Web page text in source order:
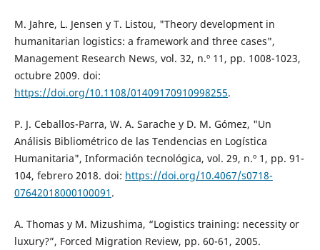
M. Jahre, L. Jensen y T. Listou, "Theory development in
humanitarian logistics: a framework and three cases",
Management Research News, vol. 32, n.º 11, pp. 1008-1023,
octubre 2009. doi:
https://doi.org/10.1108/01409170910998255.
P. J. Ceballos-Parra, W. A. Sarache y D. M. Gómez, "Un
Análisis Bibliométrico de las Tendencias en Logística
Humanitaria", Información tecnológica, vol. 29, n.º 1, pp. 91-
104, febrero 2018. doi: https://doi.org/10.4067/s0718-
07642018000100091 .
A. Thomas y M. Mizushima, “Logistics training: necessity or
luxury?”, Forced Migration Review, pp. 60-61, 2005.